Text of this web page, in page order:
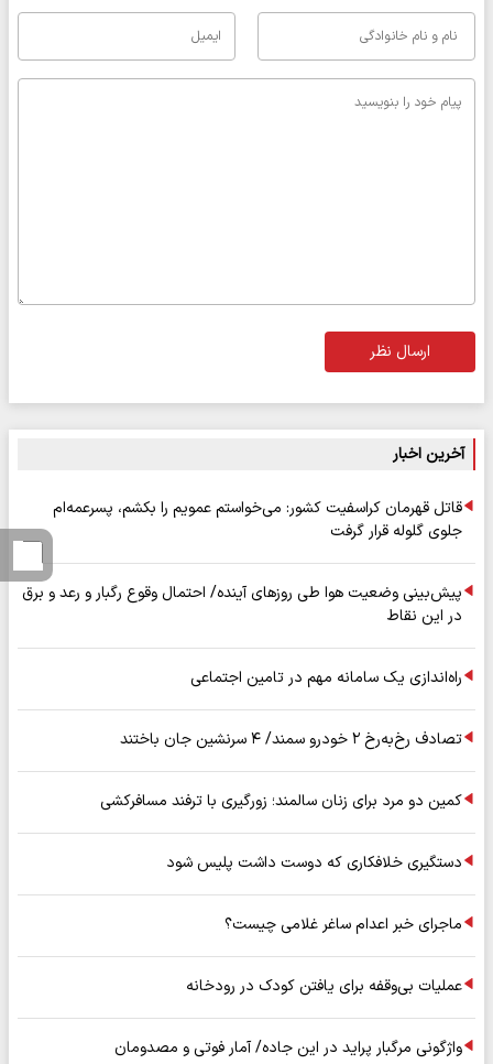
ارسال نظر
آخرین اخبار
قاتل قهرمان کراسفیت کشور: می‌خواستم عمویم را بکشم، پسرعمه‌ام
جلوی گلوله قرار گرفت
پیش‌بینی وضعیت هوا طی روزهای آینده/ احتمال وقوع رگبار و رعد و برق
در این نقاط
راه‌اندازی یک سامانه مهم در تامین اجتماعی
تصادف رخ‌به‌رخ ۲ خودرو سمند/ ۴ سرنشین جان باختند
کمین دو مرد برای زنان سالمند؛ زورگیری با ترفند مسافرکشی
دستگیری خلافکاری که دوست داشت پلیس شود
ماجرای خبر اعدام ساغر غلامی چیست؟
عملیات بی‌وقفه برای یافتن کودک در رودخانه
واژگونی مرگبار پراید در این جاده/ آمار فوتی و مصدومان